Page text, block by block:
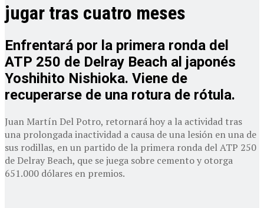
jugar tras cuatro meses
Enfrentará por la primera ronda del
ATP 250 de Delray Beach al japonés
Yoshihito Nishioka. Viene de
recuperarse de una rotura de rótula.
Juan Martín Del Potro, retornará hoy a la actividad tras
una prolongada inactividad a causa de una lesión en una de
sus rodillas, en un partido de la primera ronda del ATP 250
de Delray Beach, que se juega sobre cemento y otorga
651.000 dólares en premios.